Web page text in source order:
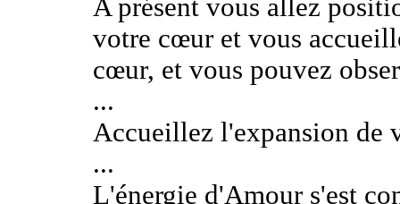
A présent vous allez
votre cœur et vous
cœur, et vous pouvez
...
Accueillez l'expansion de
...
L'énergie d'Amour s'est